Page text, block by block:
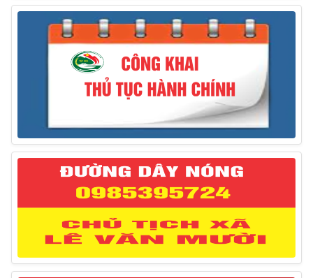
31/03/2025
Thông báo treo cờ Tổ quốc nhân kỷ niệm 50 năm
Ngày giải phóng tỉnh Phú Yên (01/4/1975 – 01/4/2025)
28/03/2025
Thông báo giới thiệu, cung ứng lao động Việt Nam
cho Liên danh Hengtong International Engineering Co.,Ltd
27/03/2025
Thông báo đăng ký tiếp công dân định kỳ đợt 02
tháng 3/2025 của Chủ tịch UBND huyện
12/03/2025
Thông báo lịch công tác của Chủ tịch, các Phó Chủ
tịch UBND huyện và Phó Chủ tịch Hội đồng nhân dân
10/03/2025